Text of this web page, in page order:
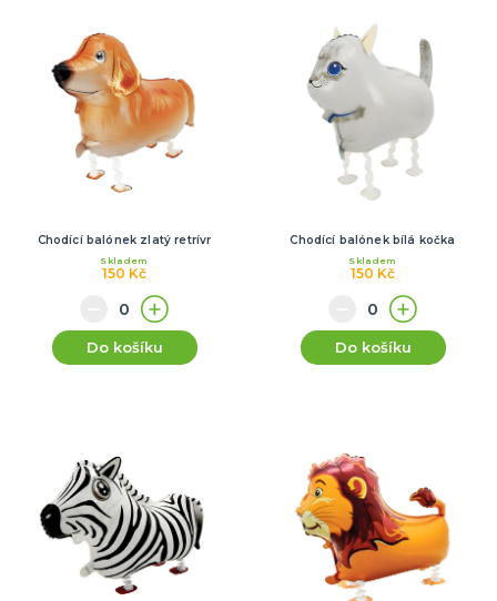
Chodící balónek zlatý retrívr
150 Kč
Skladem
Do košíku
Chodící balónek bílá kočka
150 Kč
Skladem
Do košíku